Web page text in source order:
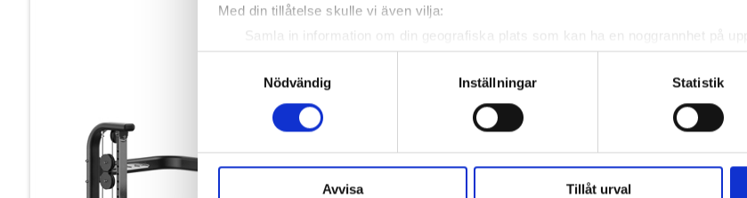
Med din tillåtelse skulle vi även vilja:
Samla in information om din geografiska plats som kan ha en noggrannhet på
Identifiera din enhet genom att aktivt skanna den för specifika kännetecken
Ta reda på mer om hur dina personliga uppgifter behandlas och ställ in dina
eller dra tillbaka ditt samtycke när som helst från cookie-förklaringen.
sociala medier och analysera vår trafik. Vi vidarebefordrar även sådana identifierare
till de sociala medier och annons- och analysföretag som vi samarbetar med. Dessa
Nödvändig
Inställningar Statistik
Avvisa Tillåt urval